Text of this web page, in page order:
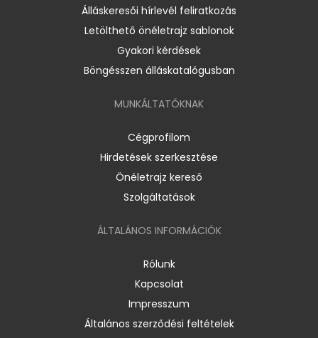
Álláskeresői hírlevél feliratkozás
Letölthető önéletrajz sablonok
Gyakori kérdések
Böngésszen álláskatalógusban
MUNKÁLTATÓKNAK
Cégprofilom
Hirdetések szerkesztése
Önéletrajz kereső
Szolgáltatások
ÁLTALÁNOS INFORMÁCIÓK
Rólunk
Kapcsolat
Impresszum
Általános szerződési feltételek